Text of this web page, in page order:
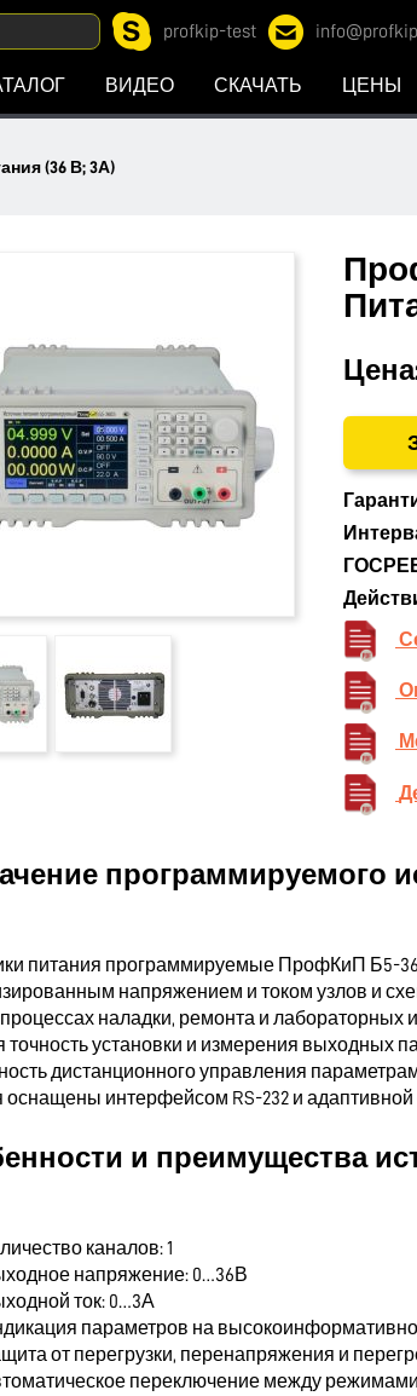
profkip-test
ВИДЕО СКАЧАТЬ ЦЕНЫ
(36 В; 3А)
программируемого
питания программируемые ПрофКиП Б5-
напряжением и током узлов и
наладки, ремонта и лабораторных
точность установки и измерения выходных
дистанционного управления
оснащены интерфейсом RS-232 и
и преимущества
каналов: 1
напряжение: 0…36В
ток: 0…3А
параметров на
от перегрузки, перенапряжения и
переключение между